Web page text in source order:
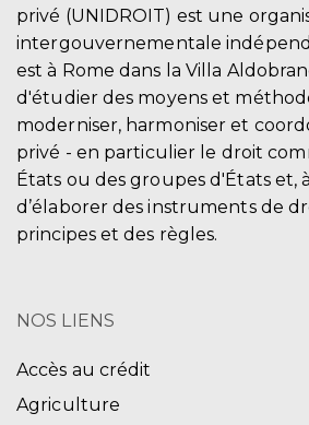
privé (UNIDROIT) est une
intergouvernementale
est à Rome dans la Villa
d'étudier des moyens et
moderniser, harmoniser et
privé - en particulier le droit
États ou des groupes d'États et,
d’élaborer des instruments de
principes et des règles.
NOS LIENS
Accès au crédit
Agriculture